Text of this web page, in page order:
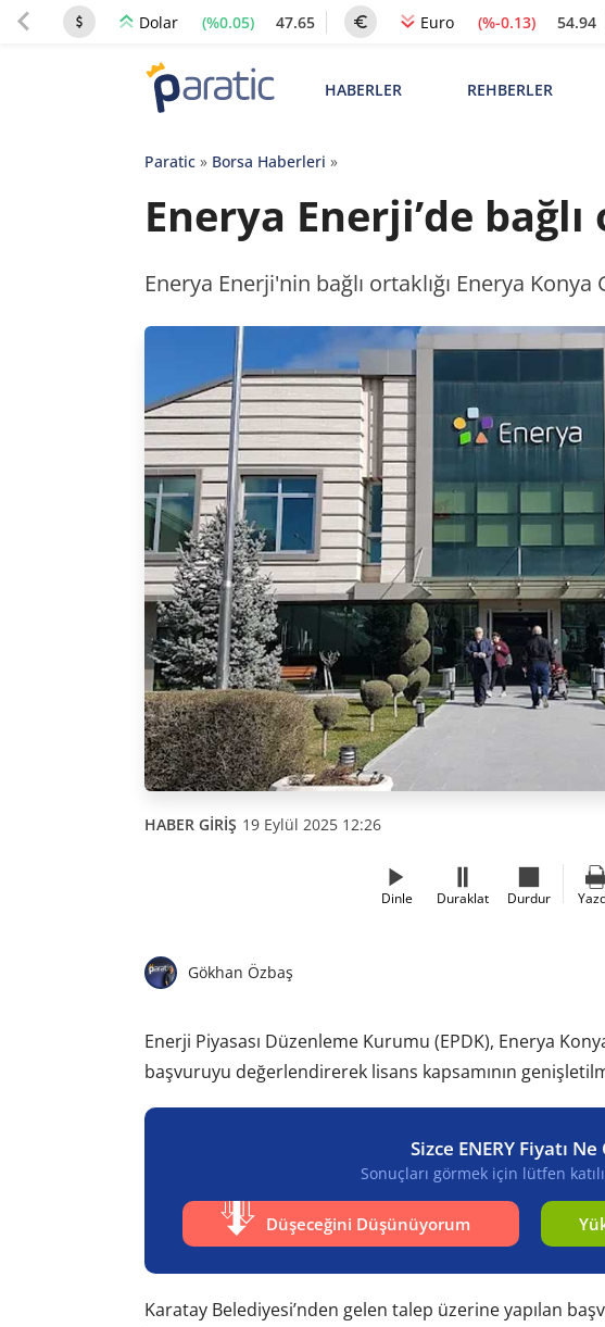
Dolar (%0.05) 47.65 Euro (%-0.13) 54.94
HABERLER REHBERLER
Paratic» Borsa Haberleri »
Enerya Enerji’de
Enerya Enerji'nin bağlı ortaklığı Enerya
HABER GİRİŞ 19 Eylül 2025 12:26
Dinle Duraklat Durdur
Gökhan Özbaş
Enerji Piyasası Düzenleme Kurumu (EPDK), Enerya Konya
başvuruyu değerlendirerek lisans kapsamının
Sizce ENERY Fiyatı
Sonuçları görmek için lütfen
Düşeceğini Düşünüyorum
Karatay Belediyesi’nden gelen talep üzerine yapılan